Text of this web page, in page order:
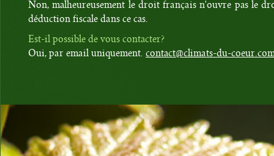
Non, malheureusement le droit français n'ouvre pas le
déduction fiscale dans ce cas.
Est-il possible de vous contacter?
Oui, par email uniquement. contact@climats-du-